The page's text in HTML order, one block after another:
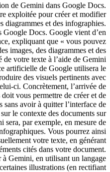
de Gemini dans Google Docs.
exploitée pour créer et modifier
diagrammes et des infographies.
Docs. Google vient d’en
expliquant que « vous pouvez
images, des diagrammes et des
votre texte à l’aide de Gemini
artificielle de Google utilisera le
des visuels pertinents avec
ci. Concrètement, l’arrivée de
vous permettre de créer et de
sans avoir à quitter l’interface de
le contexte des documents sur
sera, par exemple, en mesure de
Vous pourrez ainsi
votre texte, en générant
cités dans votre document.
à Gemini, en utilisant un langage
illustrations (en rectifiant